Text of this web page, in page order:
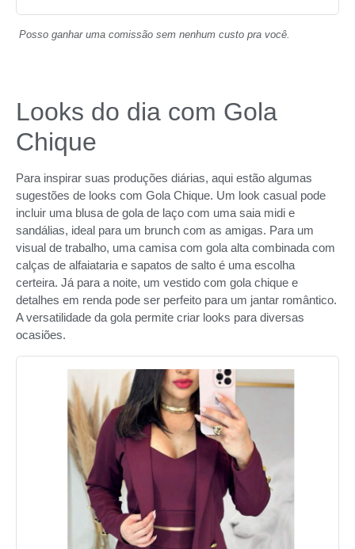
Posso ganhar uma comissão sem nenhum custo pra você.
Looks do dia com Gola
Chique
Para inspirar suas produções diárias, aqui estão algumas
sugestões de looks com Gola Chique. Um look casual pode
incluir uma blusa de gola de laço com uma saia midi e
sandálias, ideal para um brunch com as amigas. Para um
visual de trabalho, uma camisa com gola alta combinada com
calças de alfaiataria e sapatos de salto é uma escolha
certeira. Já para a noite, um vestido com gola chique e
detalhes em renda pode ser perfeito para um jantar romântico.
A versatilidade da gola permite criar looks para diversas
ocasiões.